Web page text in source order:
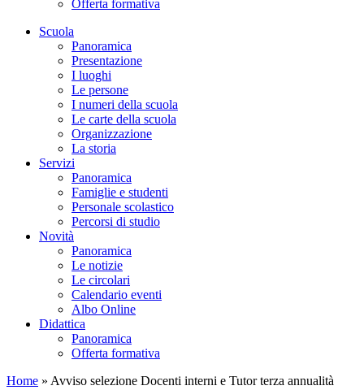
Offerta formativa
Scuola
Panoramica
Presentazione
I luoghi
Le persone
I numeri della scuola
Le carte della scuola
Organizzazione
La storia
Servizi
Panoramica
Famiglie e studenti
Personale scolastico
Percorsi di studio
Novità
Panoramica
Le notizie
Le circolari
Calendario eventi
Albo Online
Didattica
Panoramica
Offerta formativa
Home » Avviso selezione Docenti interni e Tutor terza annualità